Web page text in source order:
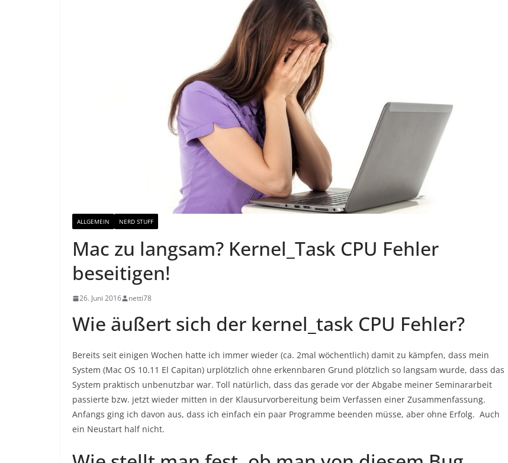
ALLGEMEIN NERD STUFF
Mac zu langsam? Kernel_Task CPU Fehler
beseitigen!
26. Juni 2016 netti78
Wie äußert sich der kernel_task CPU Fehler?
Bereits seit einigen Wochen hatte ich immer wieder (ca. 2mal wöchentlich) damit zu kämpfen, dass mein
System (Mac OS 10.11 El Capitan) urplötzlich ohne erkennbaren Grund plötzlich so langsam wurde, dass das
System praktisch unbenutzbar war. Toll natürlich, dass das gerade vor der Abgabe meiner Seminararbeit
passierte bzw. jetzt wieder mitten in der Klausurvorbereitung beim Verfassen einer Zusammenfassung.
Anfangs ging ich davon aus, dass ich einfach ein paar Programme beenden müsse, aber ohne Erfolg. Auch
ein Neustart half nicht.